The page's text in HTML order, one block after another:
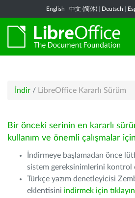
English 中文 (简体) Deutsch
İndir / LibreOffice Kararlı Sürüm
Bir önceki serinin en kararlı
kullanım ve önemli çalışmalar
İndirmeye başlamadan önce
sistem gereksinimlerini kontrol
Türkçe yazım denetleyicisi
eklentisini indirmek için tıklayın